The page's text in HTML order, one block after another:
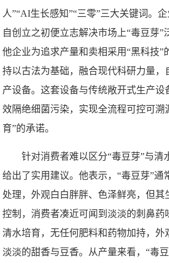
人”“AI生长感知”“三零”三大关键词。企
自创立之初便立志解决市场上“毒豆芽”
他企业为追求产量和卖相采用“黑科技”
持以古法为基础，融合现代科研力量，
产设备。这套设备与传统敞开式生产设
效隔绝细菌污染，实现全流程可控可溯
育”的承诺。
针对消费者难以区分“毒豆芽”与清
给出了实用建议。他表示，“毒豆芽”通
处理，外观白白胖胖、色泽鲜亮，但其
控制，消费者凑近可闻到淡淡的刺鼻药
清水培育，无任何肥料和药物加持，外
淡淡的甜香与豆香。从产量来看，“毒